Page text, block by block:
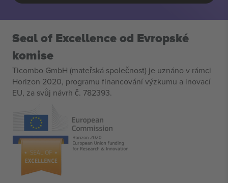
Seal of Excellence od Evropské
komise
Ticombo GmbH (mateřská společnost) je uznáno v rámci
Horizon 2020, programu financování výzkumu a inovací
EU, za svůj návrh č. 782393.